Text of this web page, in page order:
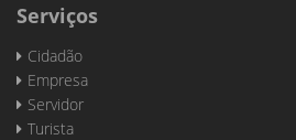
Serviços
Cidadão
Empresa
Servidor
Turista